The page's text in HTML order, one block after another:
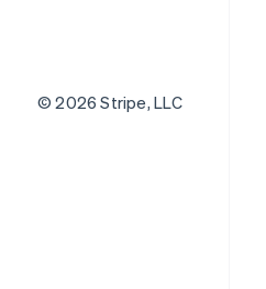
© 2026 Stripe, LLC